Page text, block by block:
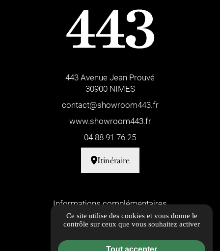
443 Avenue Jean Prouvé
30900 NIMES
contact@showroom443.fr
www.showroom443.fr
04 88 91 76 25
Itinéraire
Informations complémentaires
Mentions légales
Ce site utilise des cookies et vous donne le
contrôle sur ceux que vous souhaitez activer